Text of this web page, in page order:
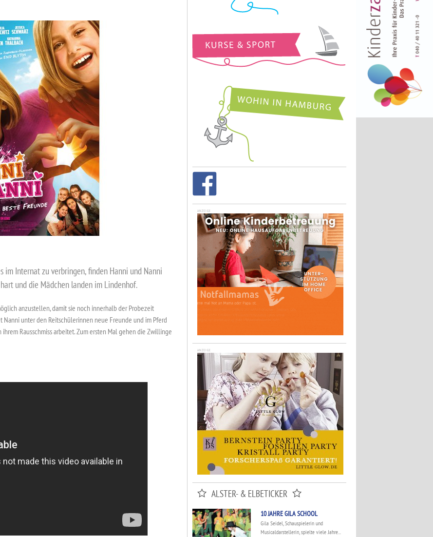
im Internat zu verbringen, finden Hanni und Nanni
und die Mädchen landen im Lindenhof.
anzustellen, damit sie noch innerhalb der Probezeit
unter den Reitschülerinnen neue Freunde und im Pferd
Rausschmiss arbeitet. Zum ersten Mal gehen die Zwillinge
Kurse und Sport
Wohin in Hamburg
ANZEIGE
ANZEIGE
ALSTER- & ELBETICKER
10 JAHRE GILA SCHOOL
Gila Seidel, Schauspielerin und
Musicaldarstellerin, spielte viele Jahre...